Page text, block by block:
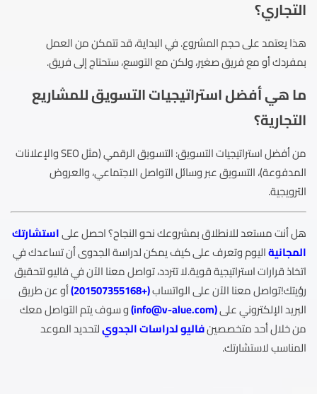
التجاري؟
هذا يعتمد على حجم المشروع. في البداية، قد تتمكن من العمل
بمفردك أو مع فريق صغير، ولكن مع التوسع، ستحتاج إلى فريق.
ما هي أفضل استراتيجيات التسويق للمشاريع
التجارية؟
من أفضل استراتيجيات التسويق: التسويق الرقمي (مثل SEO والإعلانات
المدفوعة)، التسويق عبر وسائل التواصل الاجتماعي، والعروض
الترويجية.
هل أنت مستعد للانطلاق بمشروعك نحو النجاح؟ احصل علىاستشارتك
المجانيةاليوم وتعرف على كيف يمكن لدراسة الجدوى أن تساعدك في
اتخاذ قرارات استراتيجية قوية.لا تتردد، تواصل معنا الآن في فاليو لتحقيق
رؤيتك!تواصل معنا الآن على الواتساب(
+201507355168
)أو عن طريق
البريد الإلكتروني على(
info@v-alue.com
)و سوف يتم التواصل معك
من خلال أحد متخصصينفاليو لدراسات الجدويلتحديد الموعد
المناسب لاستشارتك.